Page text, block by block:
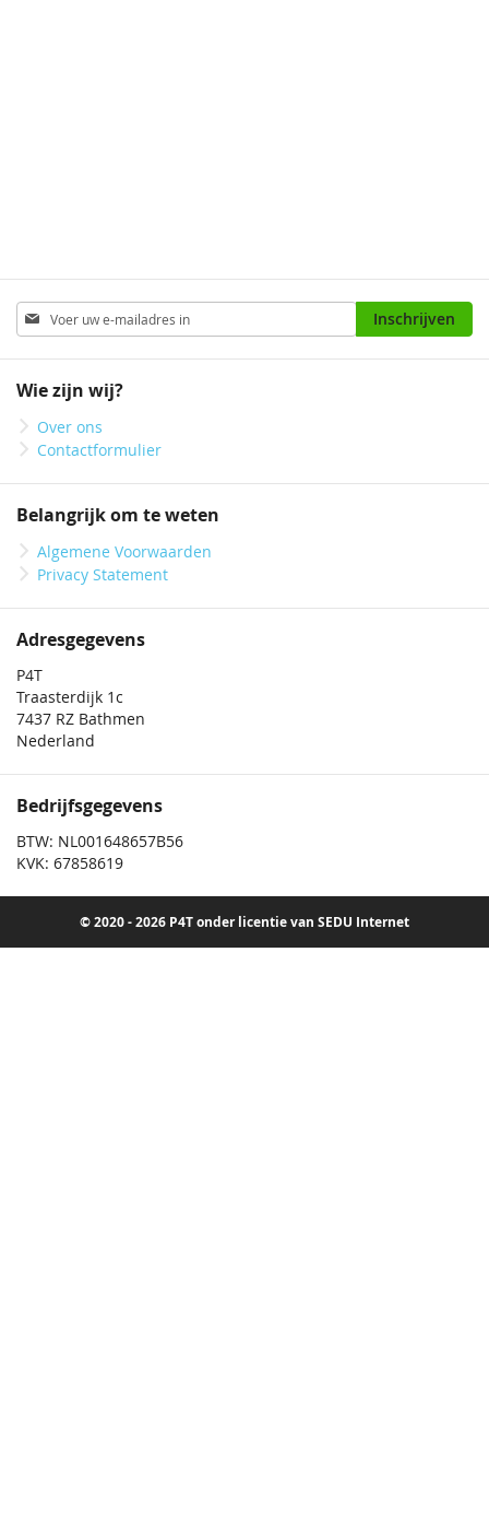
Abonneer
u
op
nieuwsbrief
Inschrijven
Wie zijn wij?
Over ons
Contactformulier
Belangrijk om te weten
Algemene Voorwaarden
Privacy Statement
Adresgegevens
P4T
Traasterdijk 1c
7437 RZ Bathmen
Nederland
Bedrijfsgegevens
BTW: NL001648657B56
KVK: 67858619
© 2020 - 2026 P4T onder licentie van SEDU Internet